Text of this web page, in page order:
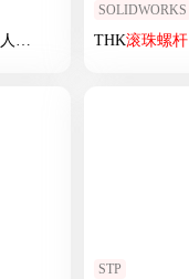
B04-机器人地轨_机器人
第七
SOLIDWORKS
THK滚珠螺杆
STP